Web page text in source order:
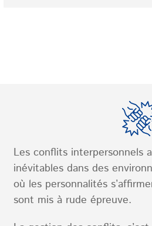
Les conflits interpersonnels
inévitables dans des
où les personnalités
sont mis à rude épreuve.